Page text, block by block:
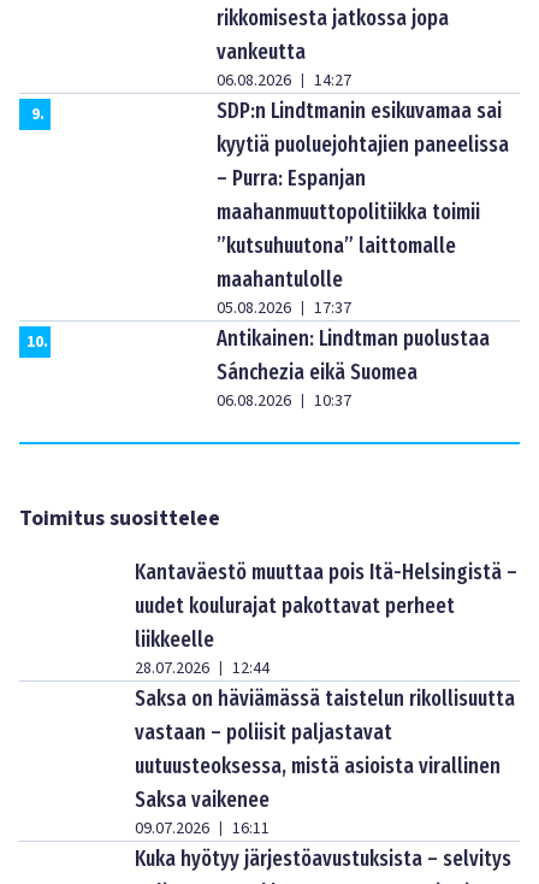
rikkomisesta jatkossa jopa
vankeutta
06.08.2026 | 14:27
9.
SDP:n Lindtmanin esikuvamaa sai
kyytiä puoluejohtajien paneelissa
– Purra: Espanjan
maahanmuuttopolitiikka toimii
”kutsuhuutona” laittomalle
maahantulolle
05.08.2026 | 17:37
10.
Antikainen: Lindtman puolustaa
Sánchezia eikä Suomea
06.08.2026 | 10:37
Toimitus suosittelee
Kantaväestö muuttaa pois Itä-Helsingistä –
uudet koulurajat pakottavat perheet
liikkeelle
28.07.2026 | 12:44
Saksa on häviämässä taistelun rikollisuutta
vastaan – poliisit paljastavat
uutuusteoksessa, mistä asioista virallinen
Saksa vaikenee
09.07.2026 | 16:11
Kuka hyötyy järjestöavustuksista – selvitys